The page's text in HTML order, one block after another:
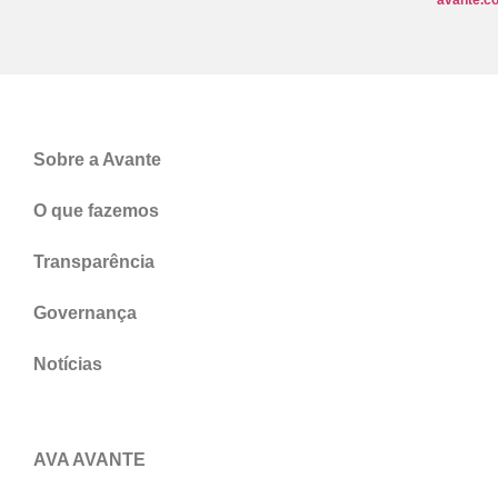
Sobre a Avante
O que fazemos
Transparência
Governança
Notícias
AVA AVANTE